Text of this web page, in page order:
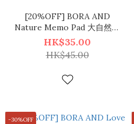
[20%OFF] BORA AND
Nature Memo Pad 大自然風
景 便條本 (3type)
HK$35.00
HK$45.00
-30%OFF